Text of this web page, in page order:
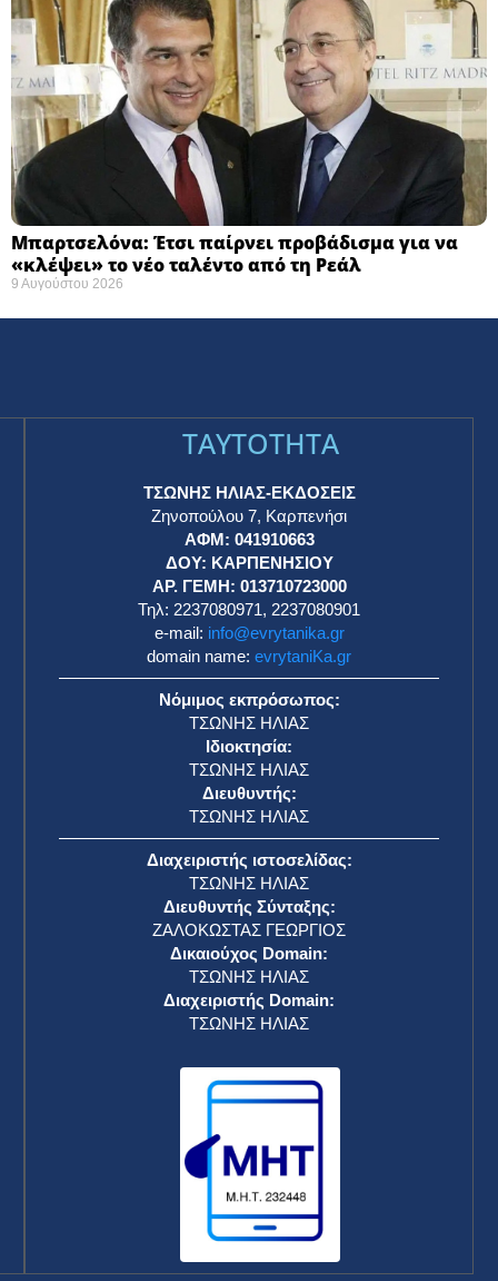
Μπαρτσελόνα: Έτσι παίρνει προβάδισμα για να
«κλέψει» το νέο ταλέντο από τη Ρεάλ
9 Αυγούστου 2026
TAYTOTHTA
ΤΣΩΝΗΣ ΗΛΙΑΣ-ΕΚΔΟΣΕΙΣ
Ζηνοπούλου 7, Καρπενήσι
ΑΦΜ: 041910663
ΔΟΥ: ΚΑΡΠΕΝΗΣΙΟΥ
ΑΡ. ΓΕΜΗ: 013710723000
Τηλ: 2237080971, 2237080901
e-mail: info@evrytanika.gr
domain name: evrytaniKa.gr
Νόμιμος εκπρόσωπος:
ΤΣΩΝΗΣ ΗΛΙΑΣ
Ιδιοκτησία:
ΤΣΩΝΗΣ ΗΛΙΑΣ
Διευθυντής:
ΤΣΩΝΗΣ ΗΛΙΑΣ
Διαχειριστής ιστοσελίδας:
ΤΣΩΝΗΣ ΗΛΙΑΣ
Διευθυντής Σύνταξης:
ΖΑΛΟΚΩΣΤΑΣ ΓΕΩΡΓΙΟΣ
Δικαιούχος Domain:
ΤΣΩΝΗΣ ΗΛΙΑΣ
Διαχειριστής Domain:
ΤΣΩΝΗΣ ΗΛΙΑΣ